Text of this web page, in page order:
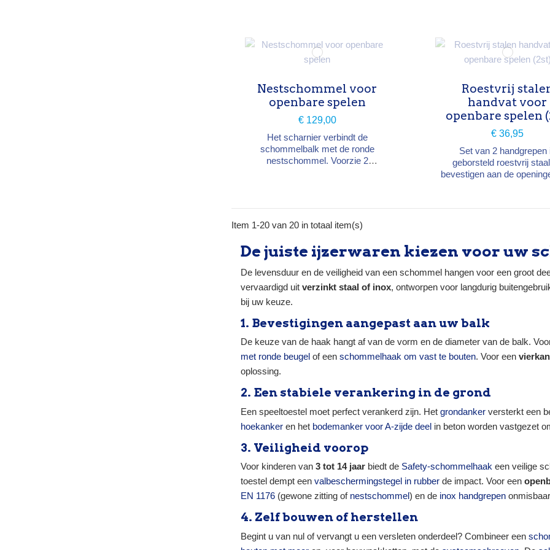
kinderen van 3 tot 14
Nestschommel voor
openbare spelen
€ 129,00
Het scharnier verbindt de
schommelbalk met de ronde
nestschommel. Voorzie 2
Conform EN 1176 (openbare
14 jaar
Roestvrij
handvat voor
openbare spelen
€ 36,95
Set van 2 handgrepen
geborsteld roestvrij
bevestigen aan de
staal Afmetingen: 37 × 8 ×
Conform EN 1176
speeltuinen) Kinderen
Item 1-20 van 20 in totaal item(s)
De juiste ijzerwaren kiezen voor uw
De levensduur en de veiligheid van een schommel hangen voor een groot
vervaardigd uit verzinkt staal of inox, ontworpen voor langdurig
bij uw keuze.
1. Bevestigingen aangepast aan uw balk
De keuze van de haak hangt af van de vorm en de diameter van de balk.
met ronde beugel of een schommelhaak om vast te bouten. Voor een
oplossing.
2. Een stabiele verankering in de grond
Een speeltoestel moet perfect verankerd zijn. Het grondanker versterkt een
hoekanker en het bodemanker voor A-zijde deel in beton worden vastgezet
3. Veiligheid voorop
Voor kinderen van 3 tot 14 jaar biedt de Safety-schommelhaak een veilige
toestel dempt een valbeschermingstegel in rubber de impact. Voor een
EN 1176 (gewone zitting of nestschommel) en de inox handgrepen
4. Zelf bouwen of herstellen
Begint u van nul of vervangt u een versleten onderdeel? Combineer een